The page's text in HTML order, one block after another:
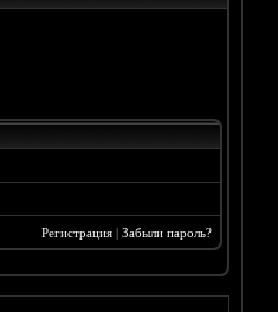
Регистрация| Забыли пароль?